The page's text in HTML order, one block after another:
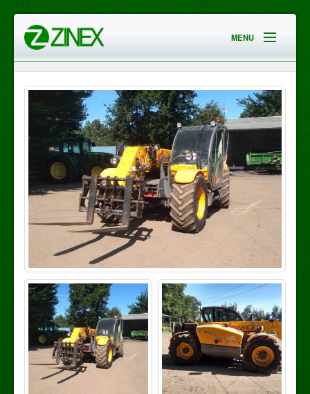
MENU
HOME
EMPRESA
SERVICIOS
CONTACTO